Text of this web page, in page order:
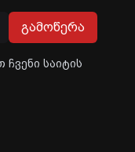
გამოწერა
საიტის